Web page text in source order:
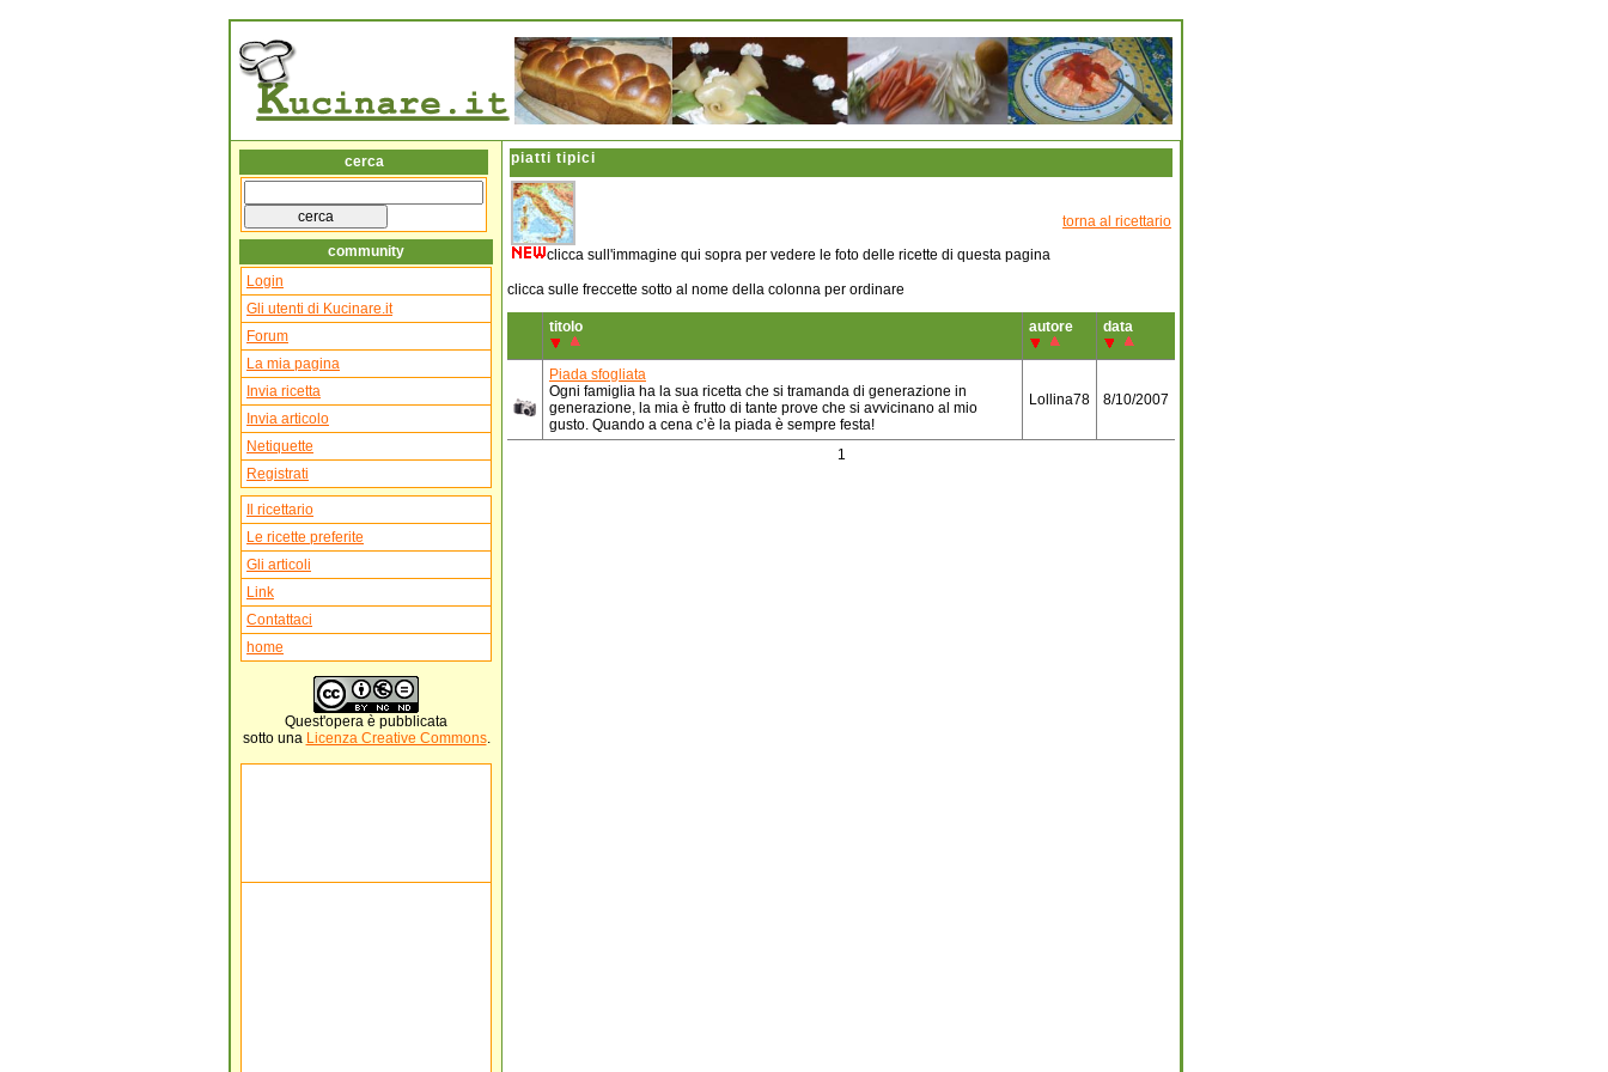
cerca
community
Login
Gli utenti di Kucinare.it
Forum
La mia pagina
Invia ricetta
Invia articolo
Netiquette
Registrati
Il ricettario
Le ricette preferite
Gli articoli
Link
Contattaci
home
Quest'opera è pubblicata
sotto una Licenza Creative Commons.
piatti tipici
clicca sull'immagine qui sopra per vedere le foto delle ricette di questa pagina
torna al ricettario
clicca sulle freccette sotto al nome della colonna per ordinare
titolo autore data
Piada sfogliata
Ogni famiglia ha la sua ricetta che si tramanda di generazione in
generazione, la mia è frutto di tante prove che si avvicinano al mio
gusto. Quando a cena c’è la piada è sempre festa!
Lollina78 8/10/2007
1